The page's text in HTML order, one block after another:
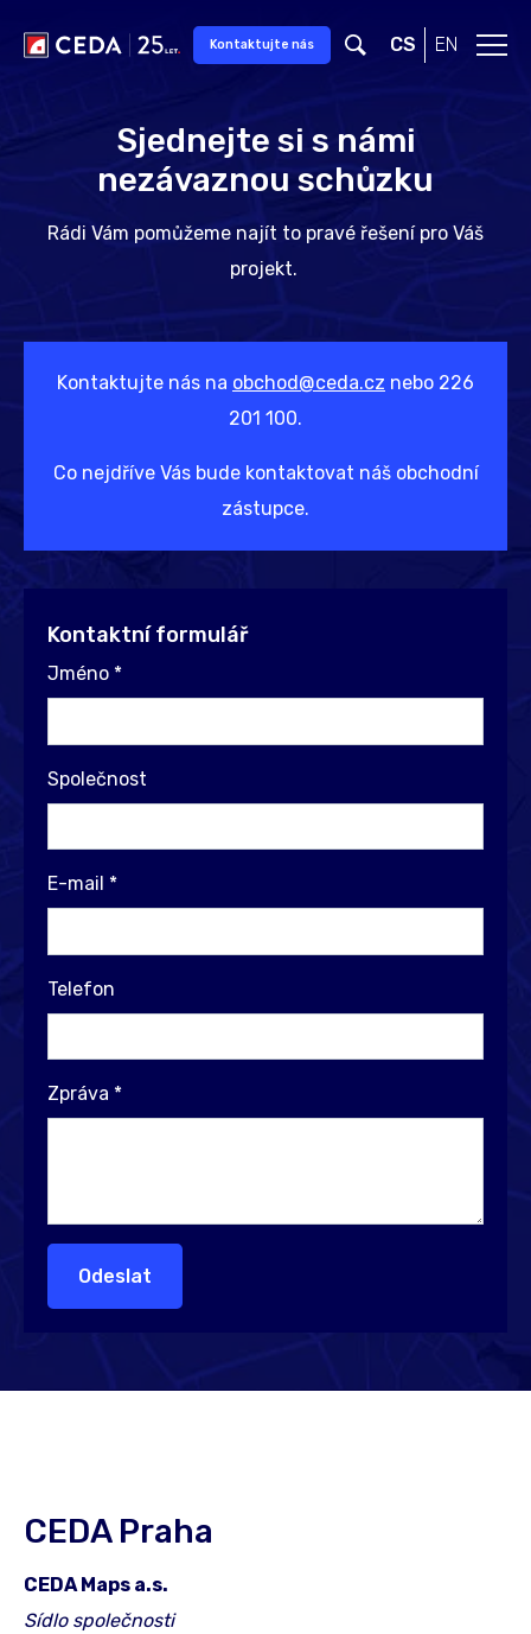
Kontaktujte nás CS EN
Sjednejte si s námi
nezávaznou schůzku
Rádi Vám pomůžeme najít to pravé řešení pro Váš
projekt.
Kontaktujte nás na obchod@ceda.cz nebo 226
201 100.
Co nejdříve Vás bude kontaktovat náš obchodní
zástupce.
Kontaktní formulář
Jméno *
Společnost
E-mail *
Telefon
Zpráva *
Odeslat
CEDA Praha
CEDA Maps a.s.
Sídlo společnosti